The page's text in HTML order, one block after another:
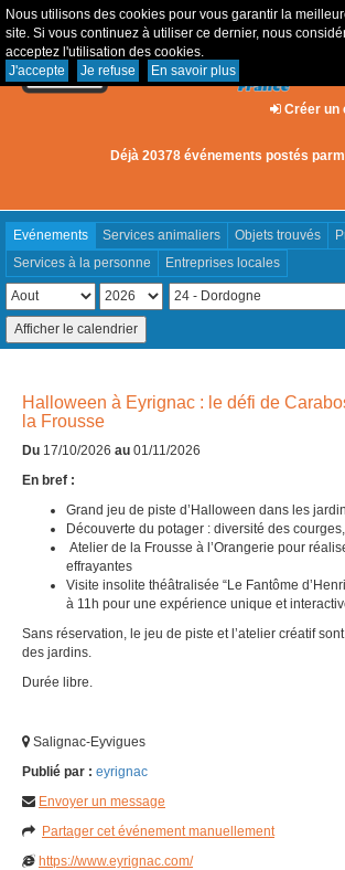
Nous utilisons des cookies pour vous garantir la
site. Si vous continuez à utiliser ce dernier, nous
acceptez l'utilisation des cookies.
J'accepte
Je refuse En savoir plus
Créer un
Déjà 20378 événements postés
Evénements Services animaliers Objets trouvés
Services à la personne
Entreprises locales
Halloween à Eyrignac : le défi de
la Frousse
Du 17/10/2026 au 01/11/2026
En bref :
Grand jeu de piste d’Halloween dans les
Découverte du potager : diversité des
Atelier de la Frousse à l’Orangerie pour
effrayantes
Visite insolite théâtralisée “Le Fantôme
à 11h pour une expérience unique et
Sans réservation, le jeu de piste et l’atelier créatif
des jardins.
Durée libre.
Salignac-Eyvigues
Publié par : eyrignac
Envoyer un message
Partager cet événement manuellement
https://www.eyrignac.com/